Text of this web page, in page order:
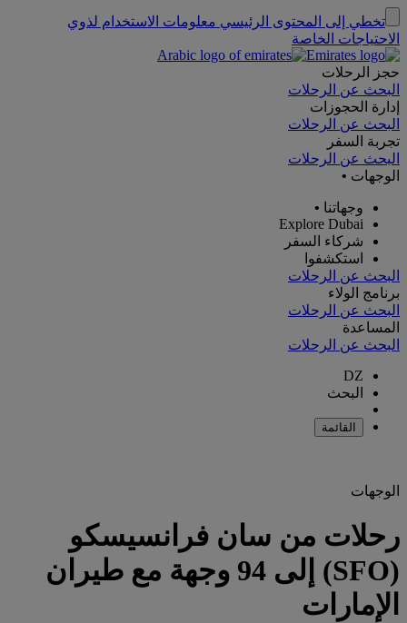
تخطي إلى المحتوى الرئيسي معلومات الاستخدام لذوي
الاحتياجات الخاصة
حجز الرحلات
البحث عن الرحلات
إدارة الحجوزات
البحث عن الرحلات
تجربة السفر
البحث عن الرحلات
الوجهات •
وجهاتنا •
Explore Dubai
شركاء السفر
استكشفوا
البحث عن الرحلات
برنامج الولاء
البحث عن الرحلات
المساعدة
البحث عن الرحلات
DZ
البحث
القائمة
الوجهات
رحلات من سان فرانسيسكو
(SFO) إلى 94 وجهة مع طيران
الإمارات